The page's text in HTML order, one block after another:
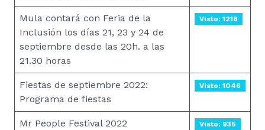
Mula contará con Feria de la
Inclusión los días 21, 23 y 24 de
septiembre desde las 20h. a las
21.30 horas
Visto: 1218
Fiestas de septiembre 2022:
Programa de fiestas
Visto: 1046
Mr People Festival 2022 Visto: 935